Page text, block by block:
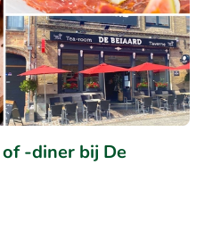
-diner bij De